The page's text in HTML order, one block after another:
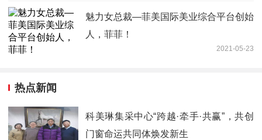
魅力女总裁—菲美国际美业综合平台创始
人，菲菲！
2021-05-23
热点新闻
科美琳集采中心“跨越·牵手·共赢”，共创
门窗命运共同体焕发新生